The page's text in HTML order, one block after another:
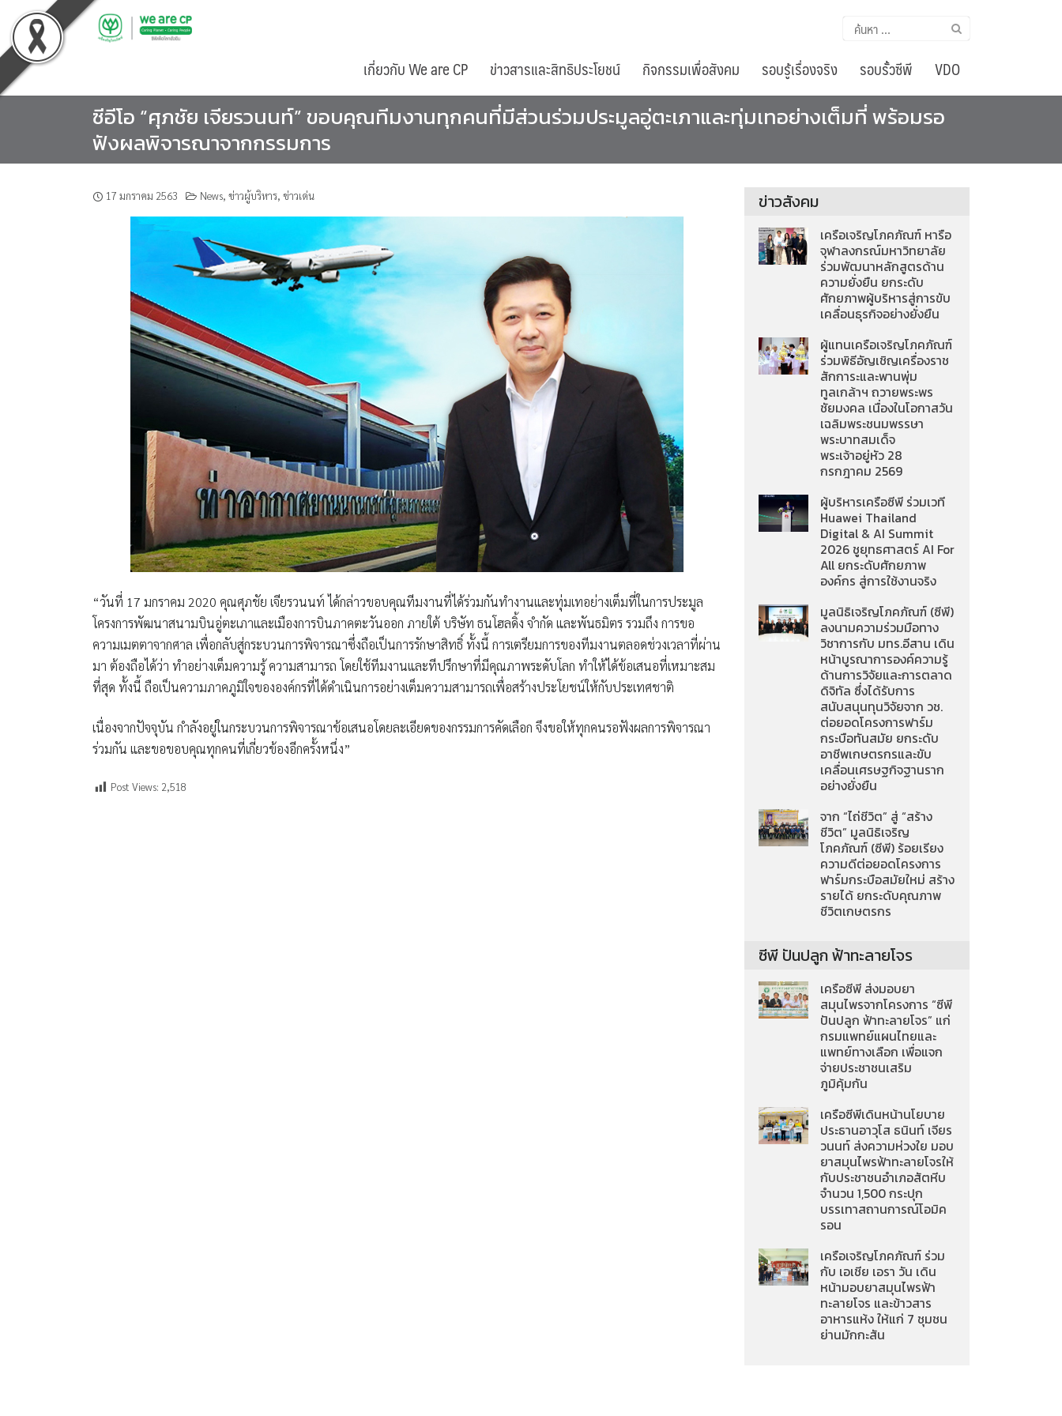
to
content
ค้นหา
เกี่ยวกับ We are CP ข่าวสารและสิทธิประโยชน์ กิจกรรมเพื่อสังคม รอบรู้เรื่องจริง รอบรั้วซีพี VDO
ซีอีโอ “ศุภชัย เจียรวนนท์” ขอบคุณทีมงานทุกคนที่มีส่วนร่วมประมูลอู่ตะเภาและทุ่มเทอย่างเต็มที่ พร้อมรอ
ฟังผลพิจารณาจากกรรมการ
17 มกราคม 2563 News, ข่าวผู้บริหาร, ข่าวเด่น
“วันที่ 17 มกราคม 2020 คุณศุภชัย เจียรวนนท์ได้กล่าวขอบคุณทีมงานที่ได้ร่วมกันทำงานและทุ่มเทอย่างเต็มที่ในการประมูล
โครงการพัฒนาสนามบินอู่ตะเภาและเมืองการบินภาคตะวันออก ภายใต้ บริษัท ธนโฮลดิ้ง จำกัด และพันธมิตรรวมถึง การขอ
ความเมตตาจากศาล เพื่อกลับสู่กระบวนการพิจารณาซึ่งถือเป็นการรักษาสิทธิ์ ทั้งนี้ การเตรียมการของทีมงานตลอดช่วงเวลาที่ผ่าน
มา ต้องถือได้ว่า ทำอย่างเต็มความรู้ ความสามารถ โดยใช้ทีมงานและทีปรึกษาที่มีคุณภาพระดับโลก ทำให้ได้ข้อเสนอที่เหมาะสม
ที่สุด ทั้งนี้ ถือเป็นความภาคภูมิใจขององค์กรที่ได้ดำเนินการอย่างเต็มความสามารถเพื่อสร้างประโยชน์ให้กับประเทศชาติ
เนื่องจากปัจจุบัน กำลังอยู่ในกระบวนการพิจารณาข้อเสนอโดยละเอียดของกรรมการคัดเลือก จึงขอให้ทุกคนรอฟังผลการพิจารณา
ร่วมกัน และขอขอบคุณทุกคนที่เกี่ยวข้องอีกครั้งหนึ่ง”
Post Views: 2,518
ข่าวสังคม
เครือเจริญโภคภัณฑ์ หารือ
จุฬาลงกรณ์มหาวิทยาลัย
ร่วมพัฒนาหลักสูตรด้าน
ความยั่งยืน ยกระดับ
ศักยภาพผู้บริหารสู่การขับ
เคลื่อนธุรกิจอย่างยั่งยืน
ผู้แทนเครือเจริญโภคภัณฑ์
ร่วมพิธีอัญเชิญเครื่องราช
สักการะและพานพุ่ม
ทูลเกล้าฯ ถวายพระพร
ชัยมงคล เนื่องในโอกาสวัน
เฉลิมพระชนมพรรษา
พระบาทสมเด็จ
พระเจ้าอยู่หัว 28
กรกฎาคม 2569
ผู้บริหารเครือซีพี ร่วมเวที
Huawei Thailand
Digital & AI Summit
2026 ชูยุทธศาสตร์ AI For
All ยกระดับศักยภาพ
องค์กร สู่การใช้งานจริง
มูลนิธิเจริญโภคภัณฑ์ (ซีพี)
ลงนามความร่วมมือทาง
วิชาการกับ มทร.อีสาน เดิน
หน้าบูรณาการองค์ความรู้
ด้านการวิจัยและการตลาด
ดิจิทัล ซึ่งได้รับการ
สนับสนุนทุนวิจัยจาก วช.
ต่อยอดโครงการฟาร์ม
กระบือทันสมัย ยกระดับ
อาชีพเกษตรกรและขับ
เคลื่อนเศรษฐกิจฐานราก
อย่างยั่งยืน
จาก “ไถ่ชีวิต” สู่ “สร้าง
ชีวิต” มูลนิธิเจริญ
โภคภัณฑ์ (ซีพี) ร้อยเรียง
ความดีต่อยอดโครงการ
ฟาร์มกระบือสมัยใหม่ สร้าง
รายได้ ยกระดับคุณภาพ
ชีวิตเกษตรกร
ซีพี ปันปลูก ฟ้าทะลายโจร
เครือซีพี ส่งมอบยา
สมุนไพรจากโครงการ “ซีพี
ปันปลูก ฟ้าทะลายโจร” แก่
กรมแพทย์แผนไทยและ
แพทย์ทางเลือก เพื่อแจก
จ่ายประชาชนเสริม
ภูมิคุ้มกัน
เครือซีพีเดินหน้านโยบาย
ประธานอาวุโส ธนินท์ เจียร
วนนท์ ส่งความห่วงใย มอบ
ยาสมุนไพรฟ้าทะลายโจรให้
กับประชาชนอำเภอสัตหีบ
จำนวน 1,500 กระปุก
บรรเทาสถานการณ์โอมิค
รอน
เครือเจริญโภคภัณฑ์ ร่วม
กับ เอเชีย เอรา วัน เดิน
หน้ามอบยาสมุนไพรฟ้า
ทะลายโจร และข้าวสาร
อาหารแห้ง ให้แก่ 7 ชุมชน
ย่านมักกะสัน